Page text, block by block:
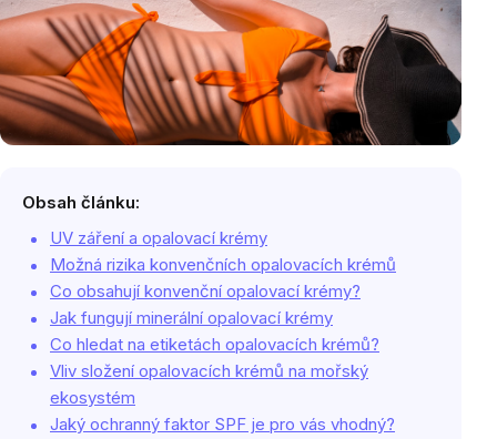
Obsah článku:
UV záření a opalovací krémy
Možná rizika konvenčních opalovacích krémů
Co obsahují konvenční opalovací krémy?
Jak fungují minerální opalovací krémy
Co hledat na etiketách opalovacích krémů?
Vliv složení opalovacích krémů na mořský
ekosystém
Jaký ochranný faktor SPF je pro vás vhodný?